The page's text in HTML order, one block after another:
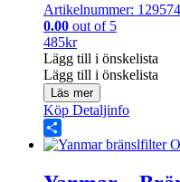
Artikelnummer:
0.00 out of 5
485kr
Lägg till i önskelista
Lägg till i önskelista
Läs mer
Köp Detaljinfo
Share